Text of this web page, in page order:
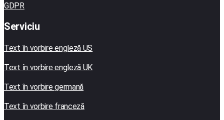
GDPR
Serviciu
Text în vorbire engleză US
Text în vorbire engleză UK
Text în vorbire germană
Text în vorbire franceză